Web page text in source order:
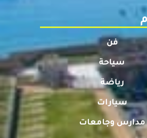
فن
سياحة
رياضة
سيارات
مدارس وجامعات